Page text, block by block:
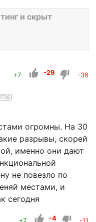
и скрыт
+7 -29 -36
1736
огромны. На 30
разрывы, скорей
именно они дают
не повезло по
местами, и
сегодня
-4